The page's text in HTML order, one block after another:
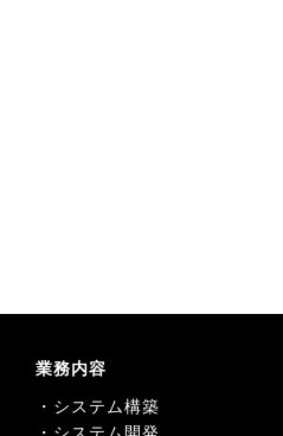
業務内容
・システム構築